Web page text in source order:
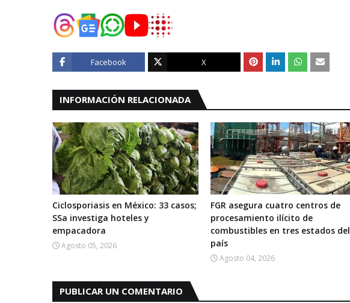
Facebook X
INFORMACIÓN RELACIONADA
Ciclosporiasis en México: 33 casos;
SSa investiga hoteles y
empacadora
Agosto 05, 2026
FGR asegura cuatro centros de
procesamiento ilícito de
combustibles en tres estados del
país
Agosto 04, 2026
PUBLICAR UN COMENTARIO